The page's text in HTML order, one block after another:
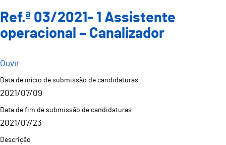
Ref.ª 03/2021- 1 Assistente
operacional – Canalizador
Ouvir
Data de início de submissão de candidaturas
2021/07/09
Data de fim de submissão de candidaturas
2021/07/23
Descrição